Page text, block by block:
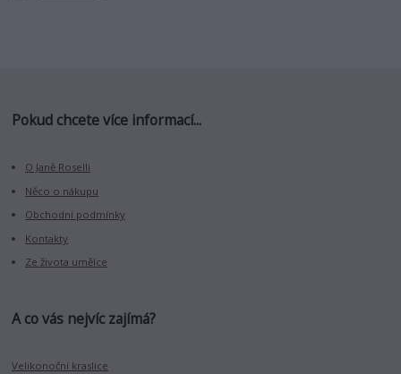
Pokud chcete více informací...
O Janě Roselli
Něco o nákupu
Obchodní podmínky
Kontakty
Ze života umělce
A co vás nejvíc zajímá?
Velikonoční kraslice